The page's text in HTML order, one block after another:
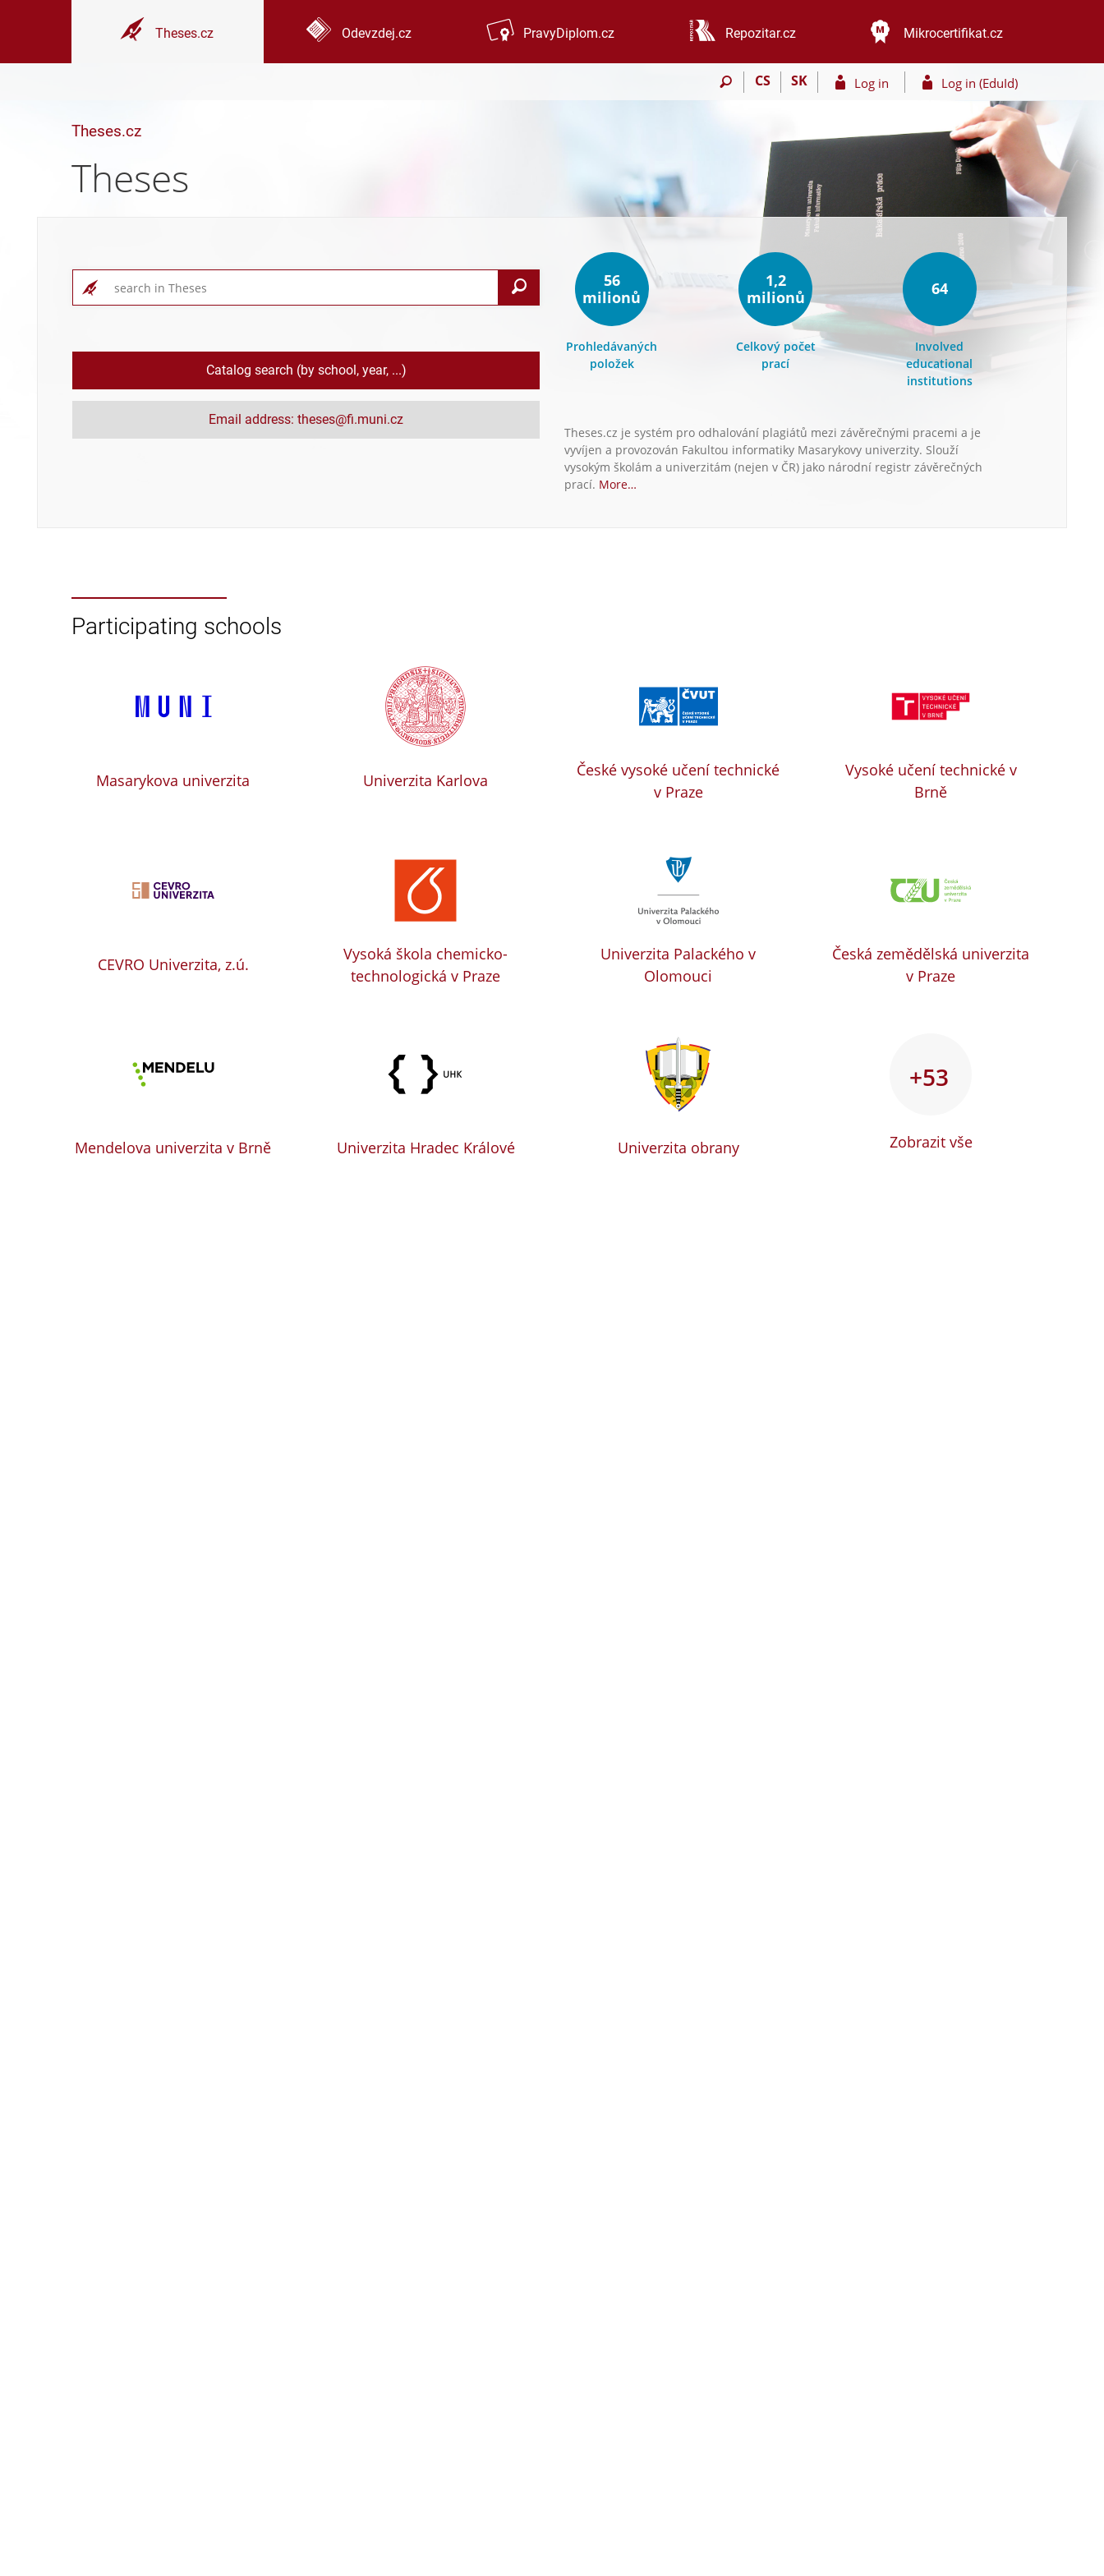
Theses.cz Odevzdej.cz PravyDiplom.cz Repozitar.cz Mikrocertifikat.cz
CS SK Log in Log in (EduId)
Theses.cz
Theses
Search
Catalog search (by school, year, ...)
Email address: theses@fi.muni.cz
56
milionů
Prohledávaných
položek
1,2
milionů
Celkový počet
prací
64
Involved
educational
institutions
Theses.cz je systém pro odhalování plagiátů mezi závěrečnými pracemi a je
vyvíjen a provozován Fakultou informatiky Masarykovy univerzity. Slouží
vysokým školám a univerzitám (nejen v ČR) jako národní registr závěrečných
prací. More…
Participating schools
Masarykova univerzita Univerzita Karlova
České vysoké učení technické
v Praze
Vysoké učení technické v
Brně
CEVRO Univerzita, z.ú.
Vysoká škola chemicko-
technologická v Praze
Univerzita Palackého v
Olomouci
Česká zemědělská univerzita
v Praze
Mendelova univerzita v Brně Univerzita Hradec Králové Univerzita obrany
+53
Zobrazit vše